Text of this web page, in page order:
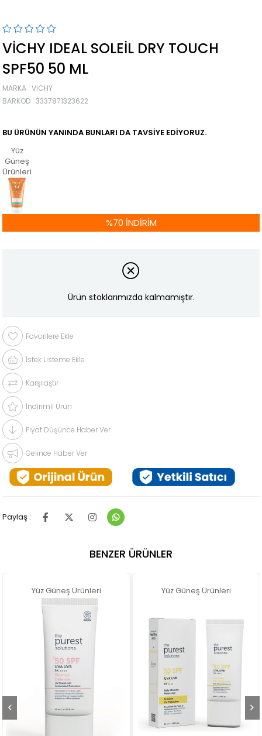
VICHY IDEAL SOLEIL DRY TOUCH
SPF50 50 ML
MARKA : VICHY
BARKOD : 3337871323622
BU ÜRÜNÜN YANINDA BUNLARI DA TAVSIYE EDIYORUZ.
Yüz
Güneş
Ürünleri
%70 İNDIRIM
Ürün stoklarımızda kalmamıştır.
Favorilere Ekle
İstek Listeme Ekle
Karşılaştır
İndirimli Ürün
Fiyat Düşünce Haber Ver
Gelince Haber Ver
Paylaş :
BENZER ÜRÜNLER
Güneş Ürünleri Yüz Güneş Ürünleri